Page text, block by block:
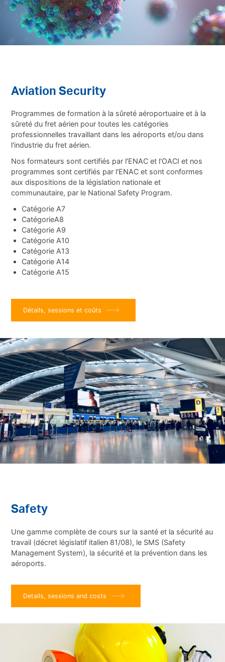
Aviation Security
Programmes de formation à la sûreté aéroportuaire et à la
sûreté du fret aérien pour toutes les catégories
professionnelles travaillant dans les aéroports et/ou dans
l'industrie du fret aérien.
Nos formateurs sont certifiés par l'ENAC et l'OACI et nos
programmes sont certifiés par l'ENAC et sont conformes
aux dispositions de la législation nationale et
communautaire, par le National Safety Program.
Catégorie A7
CatégorieA8
Catégorie A9
Catégorie A10
Catégorie A13
Catégorie A14
Catégorie A15
Détails, sessions et coûts
Safety
Une gamme complète de cours sur la santé et la sécurité au
travail (décret législatif italien 81/08), le SMS (Safety
Management System), la sécurité et la prévention dans les
aéroports.
Details, sessions and costs